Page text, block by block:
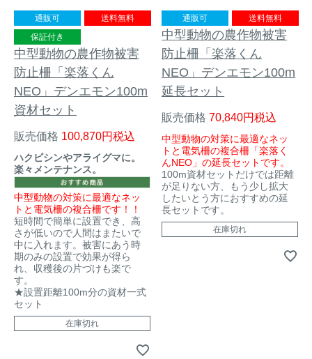
通販可
送料無料
保証付き
中型動物の農作物被害
防止柵「楽落くん
NEO」デンエモン100m
資材セット
販売価格 100,870 税込
ハクビシンやアライグマに。
楽々メンテナンス。
中型動物の対策に最適なネッ
トと電気柵の複合柵です！！
短時間で簡単に設置でき、高
さが低いので人間はまたいで
中に入れます。被害にあう時
期のみの設置で効果が得ら
れ、収穫後の片づけも楽で
す。
★設置距離100m分の資材一式
セット
在庫切れ
通販可 送料無料
中型動物の農作物被害
防止柵「楽落くん
NEO」デンエモン100m
延長セット
販売価格 70,840 税込
中型動物の対策に最適なネッ
トと電気柵の複合柵「楽落く
んNEO」の延長セットです。
100m資材セットだけでは距離
が足りない方、もう少し拡大
したいとう方におすすめの延
長セットです。
在庫切れ
金網柵
ュ柵等）
箱わな（イノシシ・シ
カ・サル等）
忌避用品
漁網
対象動物から選ぶ
動物の種類から対策商品を選ぶ
イノシシ対策
シカ対策
キツネ対策